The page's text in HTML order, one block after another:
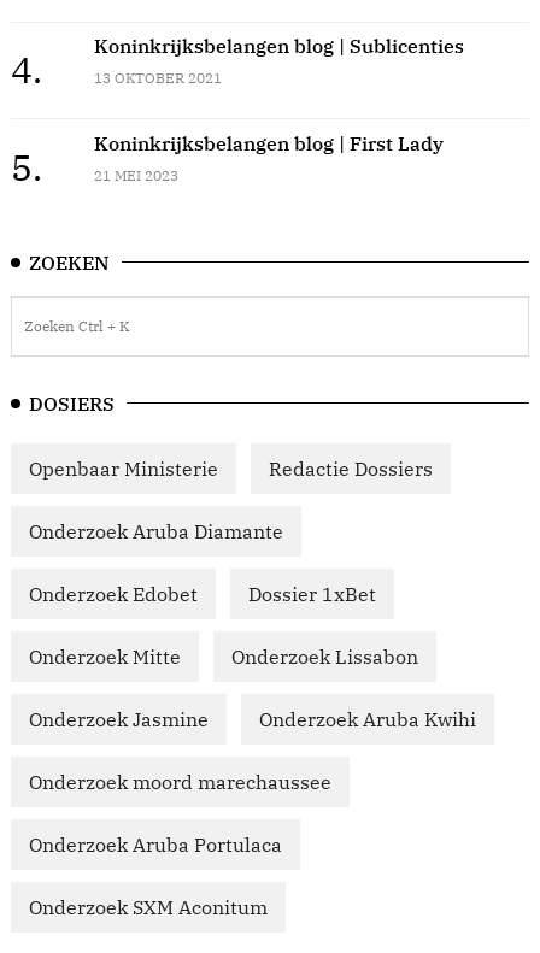
4.
Koninkrijksbelangen blog | Sublicenties
13 OKTOBER 2021
5.
Koninkrijksbelangen blog | First Lady
21 MEI 2023
ZOEKEN
DOSIERS
Openbaar Ministerie Redactie Dossiers
Onderzoek Aruba Diamante
Onderzoek Edobet Dossier 1xBet
Onderzoek Mitte Onderzoek Lissabon
Onderzoek Jasmine Onderzoek Aruba Kwihi
Onderzoek moord marechaussee
Onderzoek Aruba Portulaca
Onderzoek SXM Aconitum